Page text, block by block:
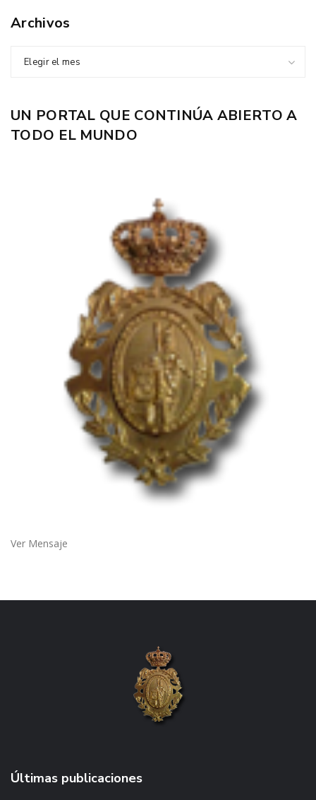
Archivos
Elegir el mes
UN PORTAL QUE CONTINÚA ABIERTO A
TODO EL MUNDO
Ver Mensaje
Últimas publicaciones